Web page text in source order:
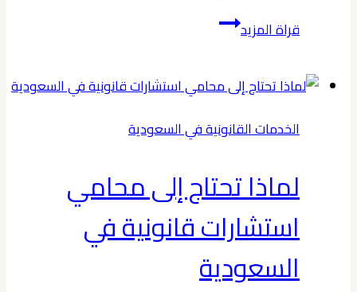
قراة المزيدخدمات
المنطقة
الشرقية
الخدمات القانونية في السعودية
لماذا تحتاج إلى محامي
استشارات قانونية في
السعودية